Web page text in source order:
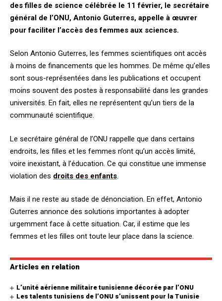
des filles de science célébrée le 11 février, le secrétaire
général de l’ONU, Antonio Guterres, appelle à œuvrer
pour faciliter l’accès des femmes aux sciences.
Selon Antonio Guterres, les femmes scientifiques ont accès
à moins de financements que les hommes. De même qu’elles
sont sous-représentées dans les publications et occupent
moins souvent des postes à responsabilité dans les grandes
universités. En fait, elles ne représentent qu’un tiers de la
communauté scientifique.
Le secrétaire général de l’ONU rappelle que dans certains
endroits, les filles et les femmes n’ont qu’un accès limité,
voire inexistant, à l’éducation. Ce qui constitue une immense
violation des droits des enfants.
Mais il ne reste au stade de dénonciation. En effet, Antonio
Guterres annonce des solutions importantes à adopter
urgemment face à cette situation. Car, il estime que les
femmes et les filles ont toute leur place dans la science.
Articles en relation
L’unité aérienne militaire tunisienne décorée par l’ONU
Les talents tunisiens de l’ONU s’unissent pour la Tunisie